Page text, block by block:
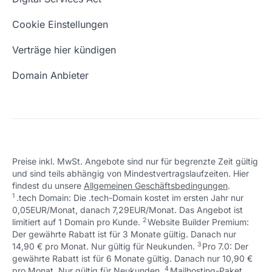
Schön, dass ich dir helfen konnte.
Tut mir leid, du erreichst uns unter:
+49 (0) 451 / 70 99 70
support@checkdomain.de
Schön, dass ich dir helfen konnte.
Tut mir leid, du erreichst uns unter:
+49 (0) 451 / 70 99 70
support@checkdomain.de
Schön, dass ich dir helfen konnte.
Tut mir leid, du erreichst uns unter:
+49 (0) 451 / 70 99 70oder
support@checkdomain.de
Schön, dass ich dir helfen konnte.
Tut mir leid, du erreichst uns unter:
+49 (0) 451 / 70 99 70oder
support@checkdomain.de
Schön, dass ich dir helfen konnte.
Tut mir leid, du erreichst uns unter:
+49 (0) 451 / 70 99 70oder
support@checkdomain.de
Domain Umzug
Wie ist meine IP?
Email Adresse erstellen
Cookie Einstellungen
Verträge hier kündigen
Domain Anbieter
Preise inkl. MwSt. Angebote sind nur für begrenzte Zeit gültig
und sind teils abhängig von Mindestvertragslaufzeiten. Hier
findest du unsere Allgemeinen Geschäftsbedingungen.
1 .tech Domain: Die .tech-Domain kostet im ersten Jahr nur
0,05EUR/Monat, danach 7,29EUR/Monat. Das Angebot ist
limitiert auf 1 Domain pro Kunde. ↩ 1
2 Website Builder Premium:
Der gewährte Rabatt ist für 3 Monate gültig. Danach nur
14,90 € pro Monat. Nur gültig für Neukunden. ↩ 1
3 Pro 7.0: Der
gewährte Rabatt ist für 6 Monate gültig. Danach nur 10,90 €
↩ 1
4